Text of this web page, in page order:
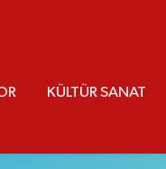
KÜLTÜR SANAT